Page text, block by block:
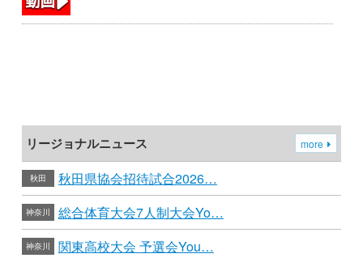
リージョナルニュース more
秋田 秋田県協会招待試合2026…
神奈川 総合体育大会7人制大会Yo…
神奈川 関東高校大会 予選会You…